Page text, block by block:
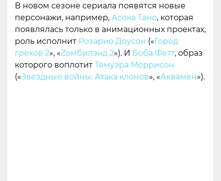
В новом сезоне сериала появятся новые
персонажи, например, Асока Тано, которая
появлялась только в анимационных проектах,
роль исполнит Розарио Доусон («Город
грехов 2», «Zомбилэнд 2»). И Боба Фетт, образ
которого воплотит Темуэра Моррисон
(«Звёздные войны: Атака клонов», «Аквамен»).